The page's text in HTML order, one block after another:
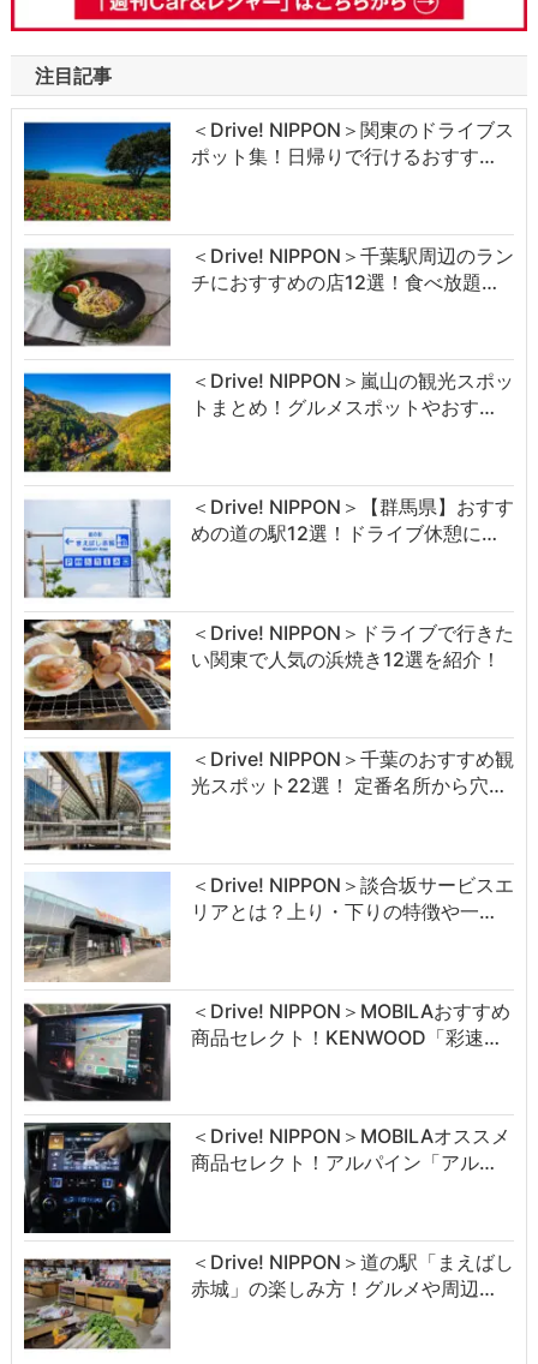
注目記事
＜Drive! NIPPON＞関東のドライブス
ポット集！日帰りで行けるおすす…
＜Drive! NIPPON＞千葉駅周辺のラン
チにおすすめの店12選！食べ放題…
＜Drive! NIPPON＞嵐山の観光スポッ
トまとめ！グルメスポットやおす…
＜Drive! NIPPON＞【群馬県】おすす
めの道の駅12選！ドライブ休憩に…
＜Drive! NIPPON＞ドライブで行きた
い関東で人気の浜焼き12選を紹介！
＜Drive! NIPPON＞千葉のおすすめ観
光スポット22選！ 定番名所から穴…
＜Drive! NIPPON＞談合坂サービスエ
リアとは？上り・下りの特徴や一…
＜Drive! NIPPON＞MOBILAおすすめ
商品セレクト！KENWOOD「彩速…
＜Drive! NIPPON＞MOBILAオススメ
商品セレクト！アルパイン「アル…
＜Drive! NIPPON＞道の駅「まえばし
赤城」の楽しみ方！グルメや周辺…